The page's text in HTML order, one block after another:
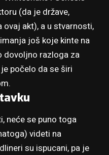
(da je države,
akt), a u stvarnosti,
još koje kinte na
dovoljno razloga za
počelo da se širi
neće se puno toga
videti na
su ispucani, pa je